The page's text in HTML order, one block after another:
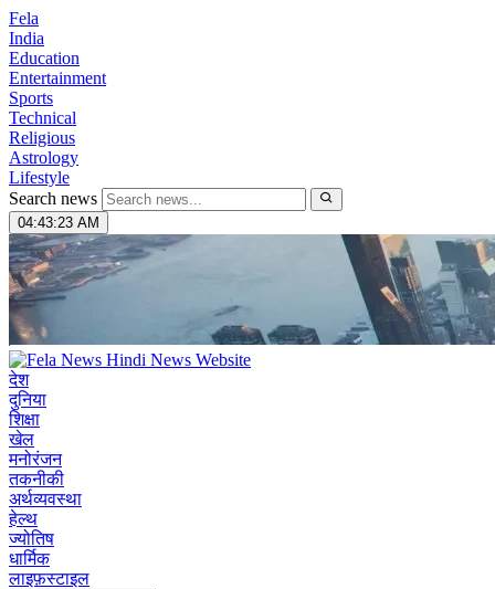
Fela
India
Education
Entertainment
Sports
Technical
Religious
Astrology
Lifestyle
Search news
04:43:24 AM
देश
दुनिया
शिक्षा
खेल
मनोरंजन
तकनीकी
अर्थव्यवस्था
हेल्थ
ज्योतिष
धार्मिक
लाइफ़स्टाइल